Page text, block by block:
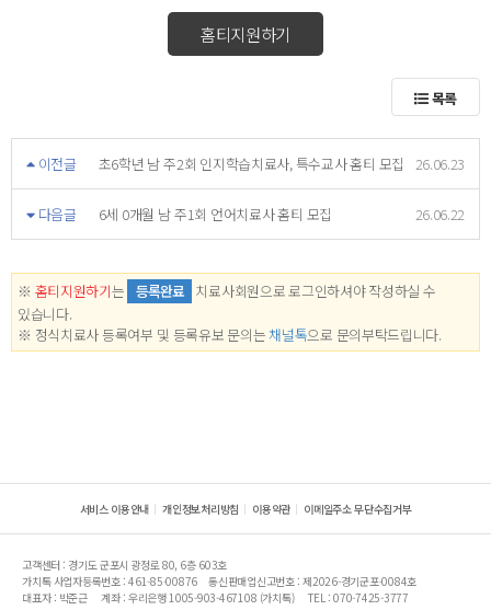
홈티지원하기
목록
이전글 초6학년 남 주2회 인지학습치료사, 특수교사 홈티 모집 26.06.23
다음글 6세 0개월 남 주1회 언어치료사 홈티 모집 26.06.22
※ 홈티지원하기는 등록완료 치료사회원으로 로그인하셔야 작성하실 수
있습니다.
※ 정식치료사 등록여부 및 등록유보 문의는 채널톡으로 문의부탁드립니다.
서비스 이용안내 개인정보처리방침 이용약관 이메일주소 무단수집거부
고객센터 : 경기도 군포시 광정로 80, 6층 603호
가치톡 사업자등록번호 : 461-85-00876
통신판매업신고번호 : 제2026-경기군포-0084호
대표자 : 박준근
계좌 : 우리은행 1005-903-467108 (가치톡)
TEL : 070-7425-3777